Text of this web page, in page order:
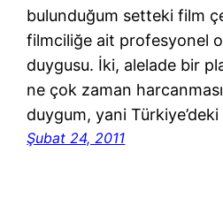
bulunduğum setteki film
filmciliğe ait profesyonel
duygusu. İki, alelade bir
ne çok zaman
duygum, yani
Şubat 24, 2011